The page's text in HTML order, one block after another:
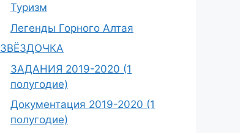
Туризм
Легенды Горного Алтая
ЗВЁЗДОЧКА
ЗАДАНИЯ 2019-2020 (1
полугодие)
Документация 2019-2020 (1
полугодие)